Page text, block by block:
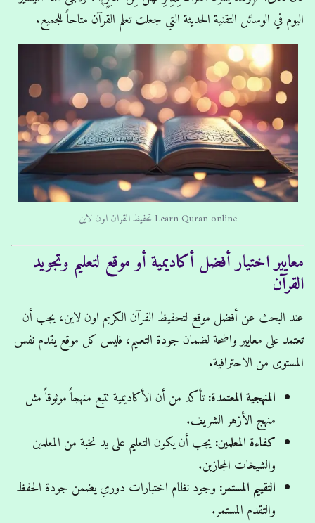
اليوم في الوسائل التقنية الحديثة التي جعلت تعلم القرآن متاحاً للجميع.
Learn Quran online تحفيظ القران اون لاين
معايير اختيار أفضل أكاديمية أو موقع لتعليم وتجويد
القرآن
عند البحث عن أفضل موقع لتحفيظ القرآن الكريم اون لاين، يجب أن
تعتمد على معايير واضحة لضمان جودة التعليم، فليس كل موقع يقدم نفس
المستوى من الاحترافية.
المنهجية المعتمدة:تأكد من أن الأكاديمية تتبع منهجاً موثوقاً مثل
منهج الأزهر الشريف.
كفاءة المعلمين:يجب أن يكون التعليم على يد نخبة من المعلمين
والشيخات المجازين.
التقييم المستمر: وجود نظام اختبارات دوري يضمن جودة الحفظ
والتقدم المستمر.